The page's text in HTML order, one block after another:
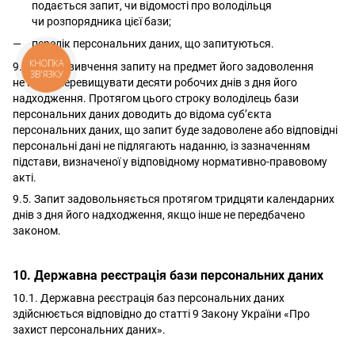
подається запит, чи відомості про володільця
чи розпорядника цієї бази;
перелік персональних даних, що запитуються.
9.4. Строк вивчення запиту на предмет його задоволення
не може перевищувати десяти робочих днів з дня його
надходження. Протягом цього строку володілець бази
персональних даних доводить до відома суб’єкта
персональних даних, що запит буде задоволене або відповідні
персональні дані не підлягають наданню, із зазначенням
підстави, визначеної у відповідному нормативно-правовому
акті.
9.5. Запит задовольняється протягом тридцяти календарних
днів з дня його надходження, якщо інше не передбачено
законом.
10. Державна реєстрація бази персональних даних
10.1. Державна реєстрація баз персональних даних
здійснюється відповідно до статті 9 Закону України «Про
захист персональних даних».
КНОПКА
ЗВ'ЯЗКУ